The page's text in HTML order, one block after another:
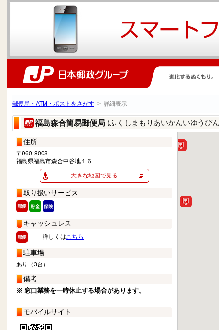
郵便局・ATM・ポストをさがす > 詳細表示
福島森合簡易郵便局 (ふくしまもりあいかんいゆうび
住所
〒960-8003
福島県福島市森合中谷地１６
大きな地図で見る
取り扱いサービス
キャッシュレス
詳しくはこちら
駐車場
あり（3台）
備考
※ 窓口業務を一時休止する場合があります。
モバイルサイト